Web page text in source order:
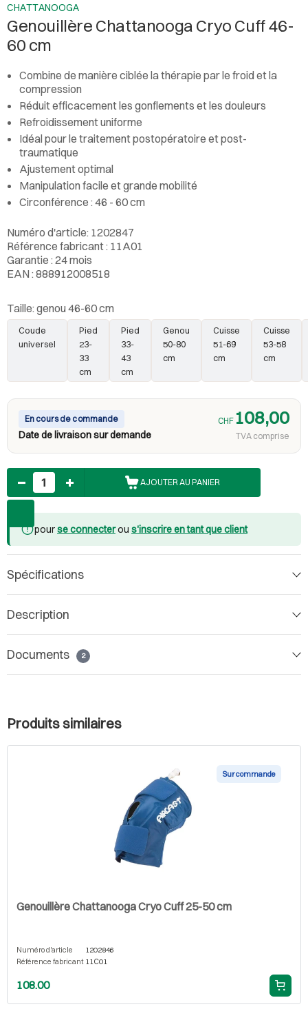
CHATTANOOGA
Genouillère Chattanooga Cryo Cuff 46-
60 cm
Combine de manière ciblée la thérapie par le froid et la
compression
Réduit efficacement les gonflements et les douleurs
Refroidissement uniforme
Idéal pour le traitement postopératoire et post-
traumatique
Ajustement optimal
Manipulation facile et grande mobilité
Circonférence : 46 - 60 cm
Numéro d'article: 1202847
Référence fabricant : 11A01
Garantie : 24 mois
EAN : 888912008518
Taille: genou 46-60 cm
Coude
universel
Pied
23-
33
cm
Pied
33-
43
cm
Genou
50-80
cm
Cuisse
51-69
cm
Cuisse
53-58
cm
En cours de commande
Date de livraison sur demande
CHF 108,00
TVA comprise
Nombre
AJOUTER AU PANIER
pourse connecterou s'inscrire en tant que client
Spécifications
Description
Documents 2
Produits similaires
Sur commande
Genouillère Chattanooga Cryo Cuff 25-50 cm
Numéro d'article
1202846
Référence fabricant 11C01
108.00